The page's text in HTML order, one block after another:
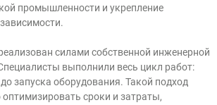
промышленности и укрепление
силами собственной инженерной
выполнили весь цикл работ:
запуска оборудования. Такой подход
оптимизировать сроки и затраты,